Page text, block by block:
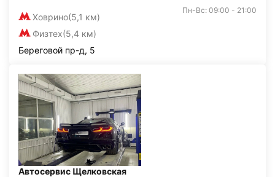
Ховрино(5,1 км)
Физтех(5,4 км)
Пн-Вс: 09:00 - 21:00
Береговой пр-д, 5
Автосервис Щелковская